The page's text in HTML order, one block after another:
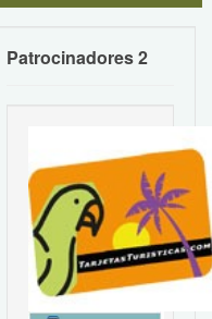
Patrocinadores 2